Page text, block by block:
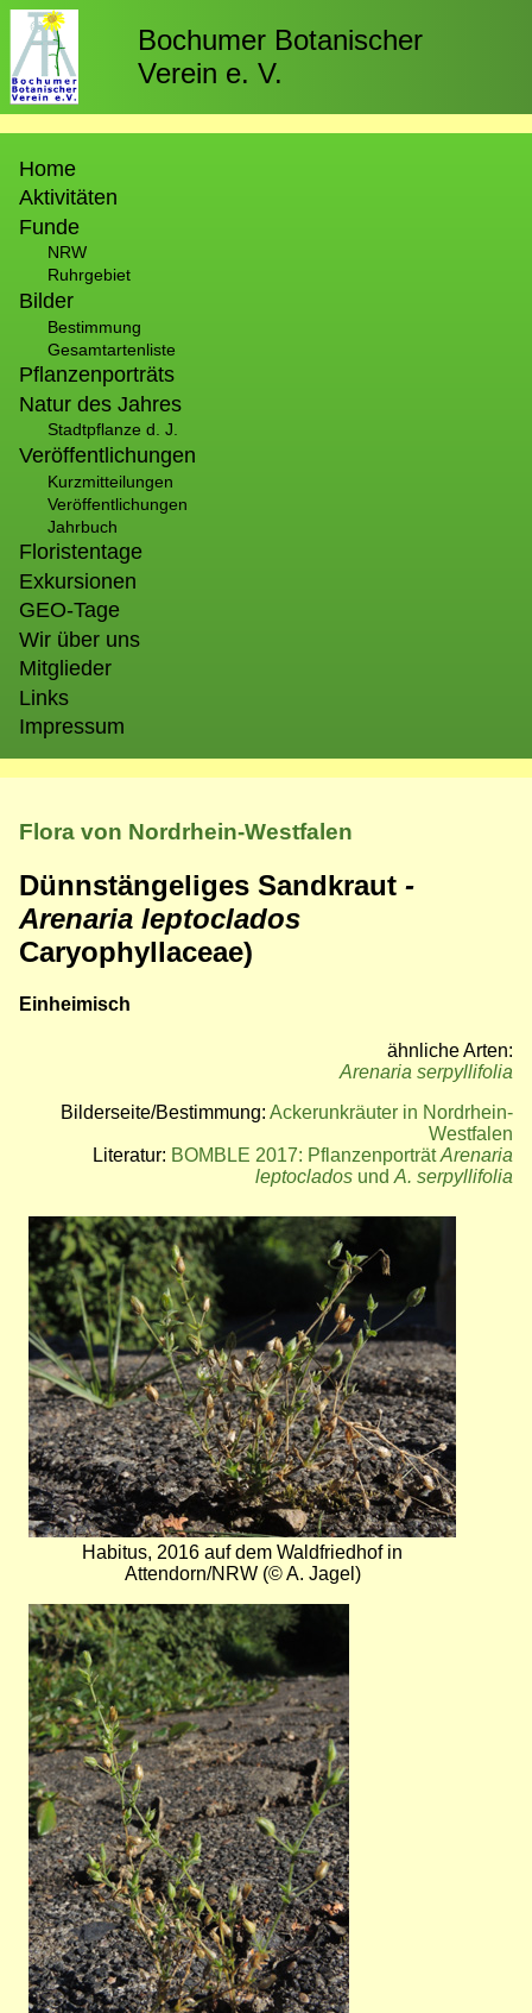
Direkt
zum
Inhalt
Bochumer Botanischer
Verein e. V.
Home
Aktivitäten
Funde
NRW
Ruhrgebiet
Bilder
Bestimmung
Gesamtartenliste
Pflanzenporträts
Natur des Jahres
Stadtpflanze d. J.
Veröffentlichungen
Kurzmitteilungen
Veröffentlichungen
Jahrbuch
Floristentage
Exkursionen
GEO-Tage
Wir über uns
Mitglieder
Links
Impressum
Flora von Nordrhein-Westfalen
Dünnstängeliges Sandkraut -
Arenaria leptoclados
Caryophyllaceae)
Einheimisch
ähnliche Arten:
Arenaria serpyllifolia
Bilderseite/Bestimmung: Ackerunkräuter in Nordrhein-
Westfalen
Literatur: BOMBLE 2017: PflanzenporträtArenaria
leptoclados und A. serpyllifolia
Bild
Habitus, 2016 auf dem Waldfriedhof in
Attendorn/NRW (© A. Jagel)
Bild